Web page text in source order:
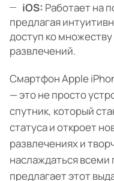
iOS: Работает на
предлагая
доступ ко
развлечений.
Смартфон Apple
— это не просто
спутник, который
статуса и откроет
развлечениях и
наслаждаться
предлагает этот